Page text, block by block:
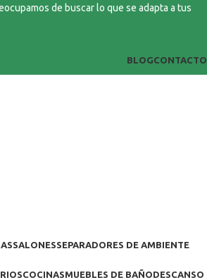
de buscar lo que se adapta a tus
BLOGCONTACTO
SALONESSEPARADORES DE AMBIENTE
COCINASMUEBLES DE BAÑODESCANSO